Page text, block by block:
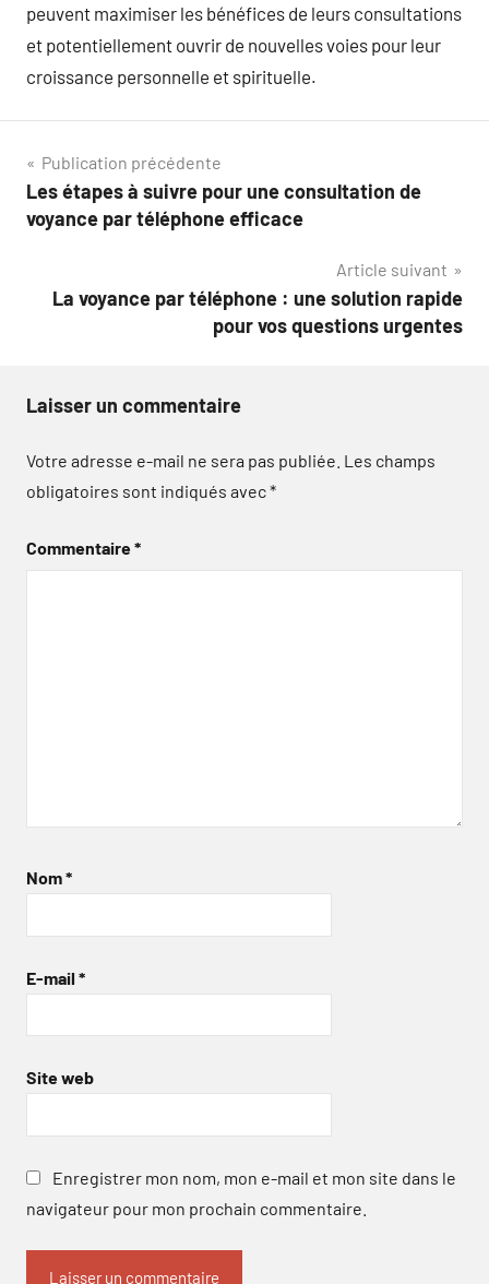
peuvent maximiser les bénéfices de leurs consultations
et potentiellement ouvrir de nouvelles voies pour leur
croissance personnelle et spirituelle.
Navigation
de
Publication précédente
Les étapes à suivre pour une consultation de
voyance par téléphone efficace
Article suivant
La voyance par téléphone : une solution rapide
pour vos questions urgentes
Laisser un commentaire
Votre adresse e-mail ne sera pas publiée. Les champs
obligatoires sont indiqués avec*
Commentaire*
Nom*
E-mail *
Site web
Enregistrer mon nom, mon e-mail et mon site dans le
navigateur pour mon prochain commentaire.